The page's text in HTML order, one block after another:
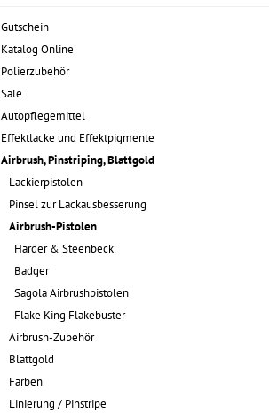
Gutschein
Katalog Online
Polierzubehör
Sale
Autopflegemittel
Effektlacke und Effektpigmente
Airbrush, Pinstriping, Blattgold
Lackierpistolen
Pinsel zur Lackausbesserung
Airbrush-Pistolen
Harder & Steenbeck
Badger
Sagola Airbrushpistolen
Flake King Flakebuster
Airbrush-Zubehör
Blattgold
Farben
Linierung / Pinstripe